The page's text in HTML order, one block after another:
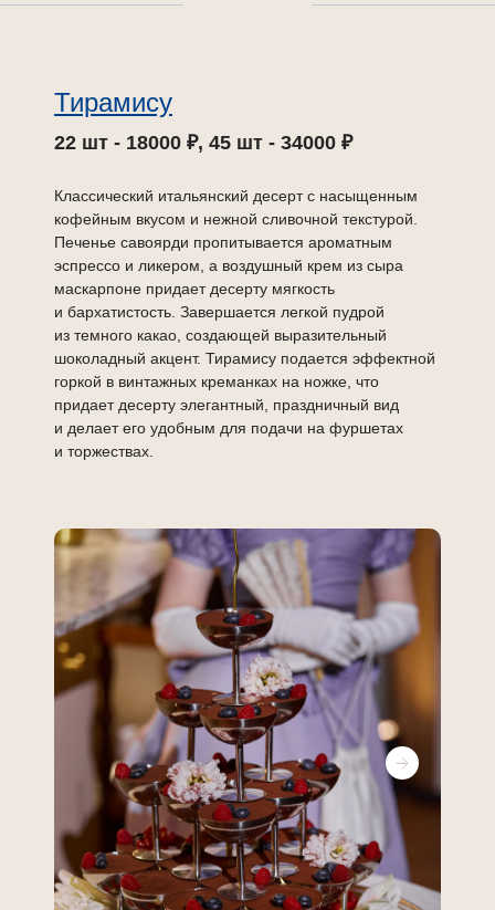
22 шт - 18000 ₽, 45 шт - 34000 ₽
Классический итальянский десерт с насыщенным
кофейным вкусом и нежной сливочной текстурой.
Печенье савоярди пропитывается ароматным
эспрессо и ликером, а воздушный крем из сыра
маскарпоне придает десерту мягкость
и бархатистость. Завершается легкой пудрой
из темного какао, создающей выразительный
шоколадный акцент. Тирамису подается эффектной
горкой в винтажных креманках на ножке, что
придает десерту элегантный, праздничный вид
и делает его удобным для подачи на фуршетах
и торжествах.
Тирамису